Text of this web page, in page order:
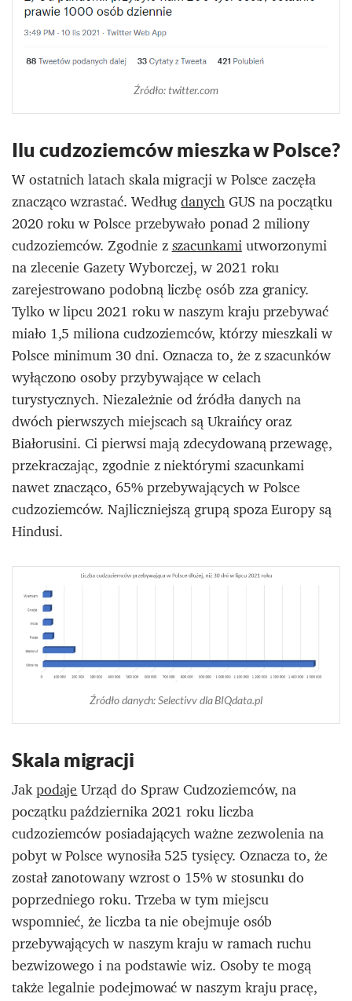
Źródło: twitter.com
Ilu cudzoziemców mieszka w Polsce?
W ostatnich latach skala migracji w Polsce zaczęła
znacząco wzrastać. WedługdanychGUS na początku
2020 roku w Polsce przebywało ponad 2 miliony
cudzoziemców. Zgodnie zszacunkamiutworzonymi
na zlecenie Gazety Wyborczej, w 2021 roku
zarejestrowano podobną liczbę osób zza granicy.
Tylko w lipcu 2021 roku w naszym kraju przebywać
miało 1,5 miliona cudzoziemców, którzy mieszkali w
Polsce minimum 30 dni. Oznacza to, że z szacunków
wyłączono osoby przybywające w celach
turystycznych. Niezależnie od źródła danych na
dwóch pierwszych miejscach są Ukraińcy oraz
Białorusini. Ci pierwsi mają zdecydowaną przewagę,
przekraczając, zgodnie z niektórymi szacunkami
nawet znacząco, 65% przebywających w Polsce
cudzoziemców. Najliczniejszą grupą spoza Europy są
Hindusi.
Źródło danych: Selectivv dla BIQdata.pl
Skala migracji
JakpodajeUrząd do Spraw Cudzoziemców, na
początku października 2021 roku liczba
cudzoziemców posiadających ważne zezwolenia na
pobyt w Polsce wynosiła 525 tysięcy. Oznacza to, że
został zanotowany wzrost o 15% w stosunku do
poprzedniego roku. Trzeba w tym miejscu
wspomnieć, że liczba ta nie obejmuje osób
przebywających w naszym kraju w ramach ruchu
bezwizowego i na podstawie wiz. Osoby te mogą
także legalnie podejmować w naszym kraju pracę,